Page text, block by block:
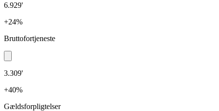
6.929'
+24%
Bruttofortjeneste
3.309'
+40%
Gældsforpligtelser